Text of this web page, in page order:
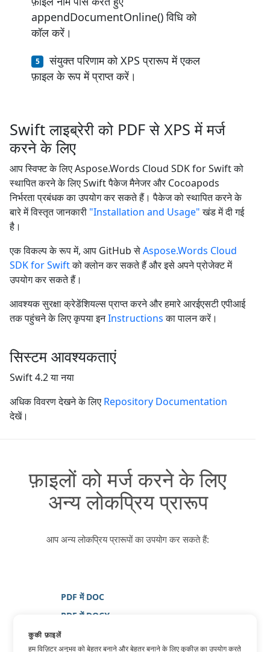
appendDocumentOnline() विधि को
कॉल करें।
संयुक्त परिणाम को XPS प्रारूप में एकल
फ़ाइल के रूप में प्राप्त करें।
Swift लाइब्रेरी को PDF से XPS में मर्ज
करने के लिए
आप स्विफ्ट के लिए Aspose.Words Cloud SDK for Swift को
स्थापित करने के लिए Swift पैकेज मैनेजर और Cocoapods
निर्भरता प्रबंधक का उपयोग कर सकते हैं। पैकेज को स्थापित करने के
बारे में विस्तृत जानकारी "Installation and Usage"खंड में दी गई
है।
एक विकल्प के रूप में, आप GitHub सेAspose.Words Cloud
SDK for Swiftको क्लोन कर सकते हैं और इसे अपने प्रोजेक्ट में
उपयोग कर सकते हैं।
आवश्यक सुरक्षा क्रेडेंशियल्स प्राप्त करने और हमारे आरईएसटी एपीआई
तक पहुंचने के लिए कृपया इनInstructionsका पालन करें।
सिस्टम आवश्यकताएं
Swift 4.2 या नया
अधिक विवरण देखने के लिए Repository Documentation
देखें।
फ़ाइलों को मर्ज करने के लिए
अन्य लोकप्रिय प्रारूप
आप अन्य लोकप्रिय प्रारूपों का उपयोग कर सकते हैं:
PDF में DOC
PDF में DOCX
PDF में छवि
कुकी फ़ाइलें
हम विज़िटर अनुभव को बेहतर बनाने और बेहतर बनाने के लिए कुकीज़ का उपयोग करते